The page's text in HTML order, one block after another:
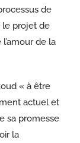
de
le projet de
de la
« à être
actuel et
sa promesse
la